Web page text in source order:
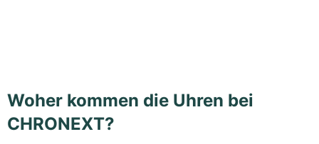
Woher kommen die Uhren bei
CHRONEXT?